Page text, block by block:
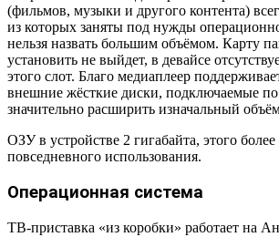
(фильмов, музыки и другого контента)
из которых заняты под нужды
нельзя назвать большим объёмом. Карту
установить не выйдет, в девайсе
этого слот. Благо медиаплеер
внешние жёсткие диски, подключаемые
значительно расширить изначальный
ОЗУ в устройстве 2 гигабайта, этого
повседневного использования.
Операционная система
ТВ-приставка «из коробки» работает на